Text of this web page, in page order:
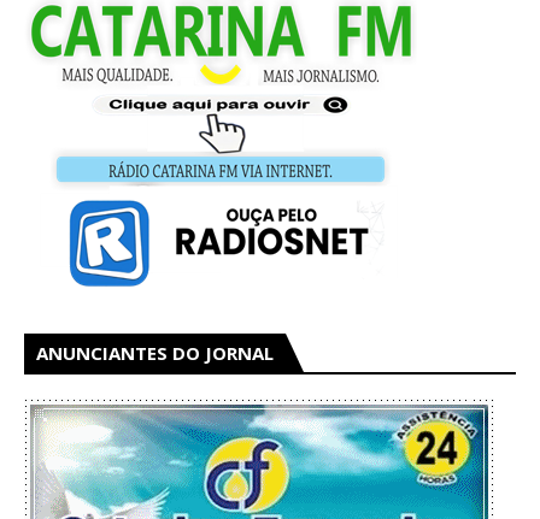
ANUNCIANTES DO JORNAL